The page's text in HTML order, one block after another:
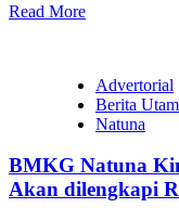
Read More
Advertorial
Berita
Natuna
BMKG Natuna
Akan dilengkapi